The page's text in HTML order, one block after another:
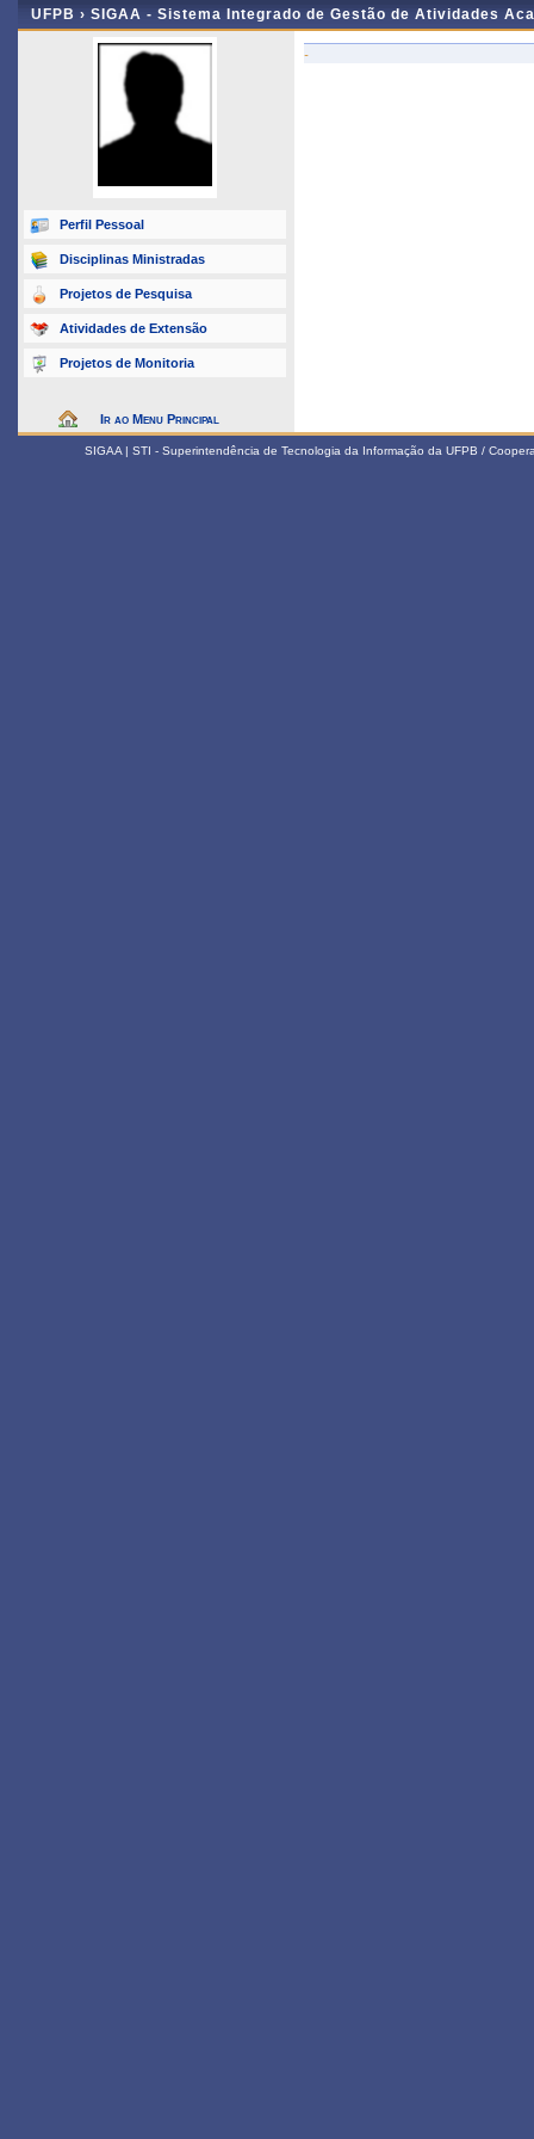
UFPB › SIGAA - Sistema Integrado de Gestão de Atividades
Perfil Pessoal
Disciplinas Ministradas
Projetos de Pesquisa
Atividades de Extensão
Projetos de Monitoria
Ir ao Menu Principal
-
SIGAA | STI - Superintendência de Tecnologia da Informação da UFPB /